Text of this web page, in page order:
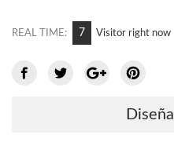
REAL TIME: 7 Visitor right now